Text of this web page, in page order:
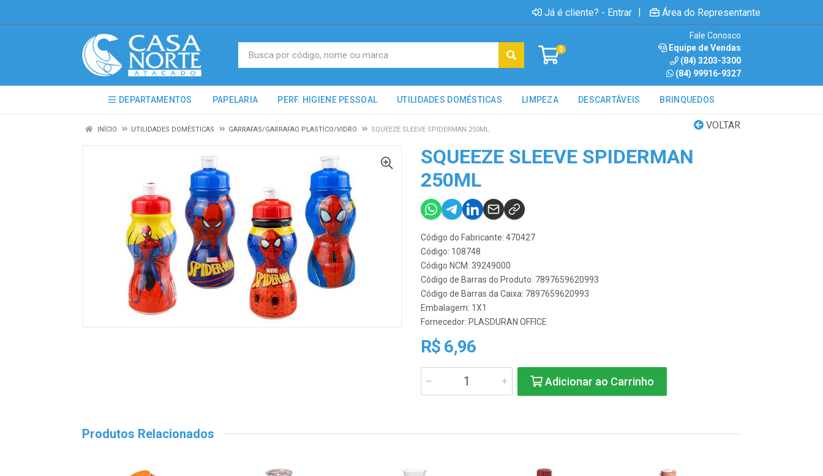
Já é cliente? - Entrar | Área do Representante
0
Fale Conosco
Equipe de Vendas
(84) 3203-3300
(84) 99916-9327
DEPARTAMENTOS PAPELARIA PERF. HIGIENE PESSOAL UTILIDADES DOMÉSTICAS LIMPEZA DESCARTÁVEIS BRINQUEDOS
VOLTAR
INÍCIO UTILIDADES DOMÉSTICAS GARRAFAS/GARRAFAO PLASTICO/VIDRO SQUEEZE SLEEVE SPIDERMAN 250ML
SQUEEZE SLEEVE SPIDERMAN
250ML
Código do Fabricante: 470427
Código: 108748
Código NCM: 39249000
Código de Barras do Produto: 7897659620993
Código de Barras da Caixa: 7897659620993
Embalagem: 1X1
Fornecedor: PLASDURAN OFFICE
R$ 6,96
Adicionar ao Carrinho
Produtos Relacionados